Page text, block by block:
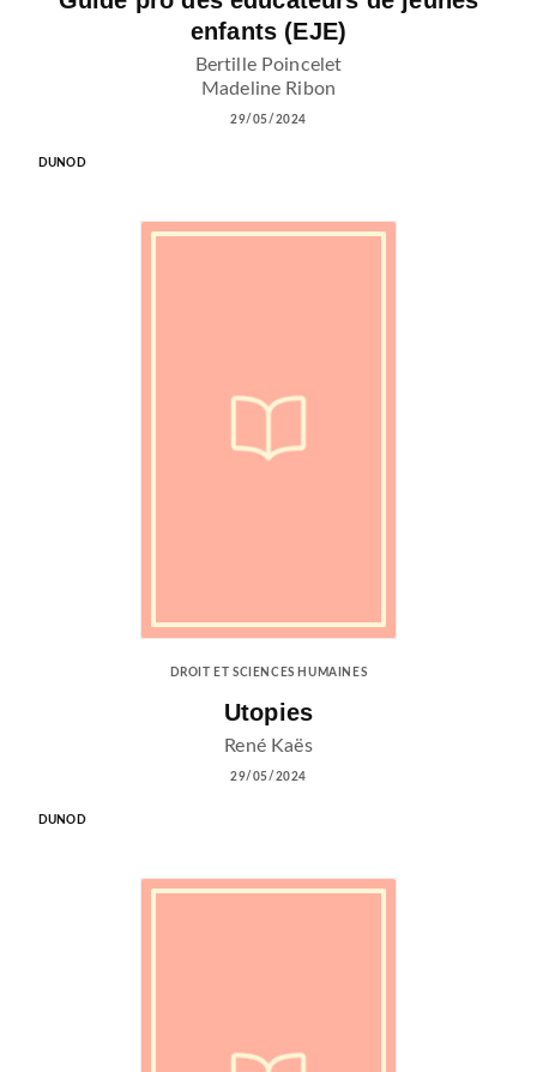
enfants (EJE)
Bertille Poincelet
Madeline Ribon
29/05/2024
DUNOD
DROIT ET SCIENCES HUMAINES
Utopies
René Kaës
29/05/2024
DUNOD